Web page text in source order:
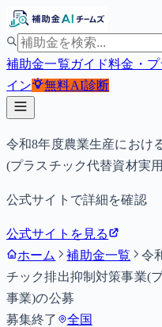
補助金一覧ガイド料金・プ
イン
無料AI診断
令和8年度農業生産におけ
(プラスチック代替資材実
公式サイトで詳細を確認
公式サイトを見る
ホーム
補助金一覧
令
チック排出抑制対策事業(
事業)の公募
募集終了
全国